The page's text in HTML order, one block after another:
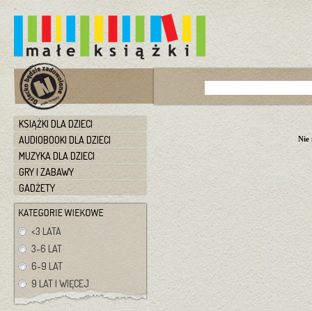
KSIĄŻKI DLA DZIECI
AUDIOBOOKI DLA DZIECI
MUZYKA DLA DZIECI
GRY I ZABAWY
GADŻETY
<3 LATA
3-6 LAT
6-9 LAT
9 LAT I WIĘCEJ
Nie